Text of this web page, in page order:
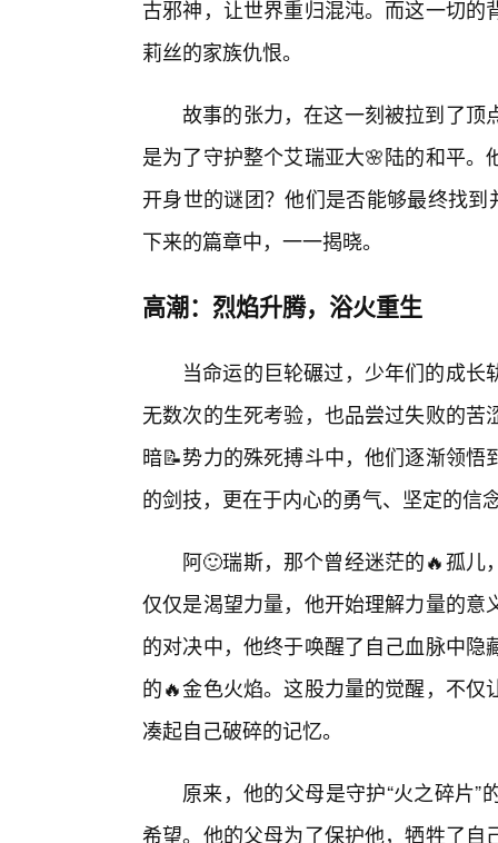
古邪神，让世界重归混沌。而这一切
莉丝的家族仇恨。
故事的张力，在这一刻被拉到了顶
是为了守护整个艾瑞亚大🌸陆的和平
开身世的谜团？他们是否能够最终找
下来的篇章中，一一揭晓。
高潮：烈焰升腾，浴火重生
当命运的巨轮碾过，少年们的成
无数次的生死考验，也品尝过失败的
暗📝势力的殊死搏斗中，他们逐渐领
的剑技，更在于内心的勇气、坚定的信
阿🙂瑞斯，那个曾经迷茫的🔥孤
仅仅是渴望力量，他开始理解力量的
的对决中，他终于唤醒了自己血脉中
的🔥金色火焰。这股力量的觉醒，不
凑起自己破碎的记忆。
原来，他的父母是守护“火之碎片
希望。他的父母为了保护他，牺牲了